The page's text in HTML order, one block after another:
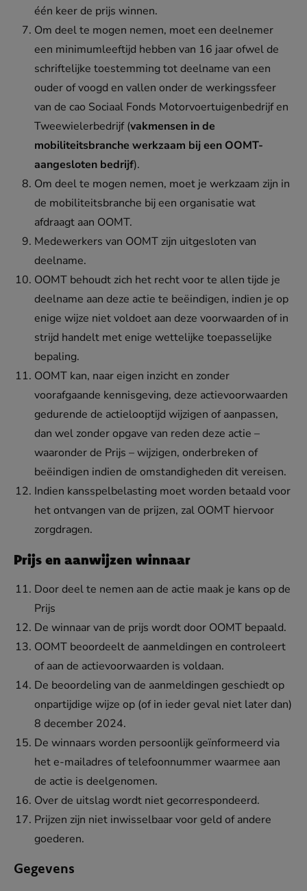
één keer de prijs winnen.
Om deel te mogen nemen, moet een deelnemer
een minimumleeftijd hebben van 16 jaar ofwel de
schriftelijke toestemming tot deelname van een
ouder of voogd en vallen onder de werkingssfeer
van de cao Sociaal Fonds Motorvoertuigenbedrijf en
Tweewielerbedrijf (vakmensen in de
mobiliteitsbranche werkzaam bij een OOMT-
aangesloten bedrijf).
Om deel te mogen nemen, moet je werkzaam zijn in
de mobiliteitsbranche bij een organisatie wat
afdraagt aan OOMT.
Medewerkers van OOMT zijn uitgesloten van
deelname.
OOMT behoudt zich het recht voor te allen tijde je
deelname aan deze actie te beëindigen, indien je op
enige wijze niet voldoet aan deze voorwaarden of in
strijd handelt met enige wettelijke toepasselijke
bepaling.
OOMT kan, naar eigen inzicht en zonder
voorafgaande kennisgeving, deze actievoorwaarden
gedurende de actielooptijd wijzigen of aanpassen,
dan wel zonder opgave van reden deze actie –
waaronder de Prijs – wijzigen, onderbreken of
beëindigen indien de omstandigheden dit vereisen.
Indien kansspelbelasting moet worden betaald voor
het ontvangen van de prijzen, zal OOMT hiervoor
zorgdragen.
Prijs en aanwijzen winnaar
Door deel te nemen aan de actie maak je kans op de
Prijs
De winnaar van de prijs wordt door OOMT bepaald.
OOMT beoordeelt de aanmeldingen en controleert
of aan de actievoorwaarden is voldaan.
De beoordeling van de aanmeldingen geschiedt op
onpartijdige wijze op (of in ieder geval niet later dan)
8 december 2024.
De winnaars worden persoonlijk geïnformeerd via
het e-mailadres of telefoonnummer waarmee aan
de actie is deelgenomen.
Over de uitslag wordt niet gecorrespondeerd.
Prijzen zijn niet inwisselbaar voor geld of andere
goederen.
Gegevens